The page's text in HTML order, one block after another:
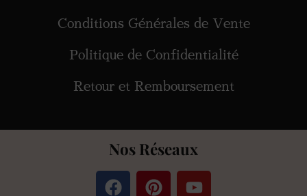
Conditions Générales de Vente
Politique de Confidentialité
Retour et Remboursement
Nos Réseaux